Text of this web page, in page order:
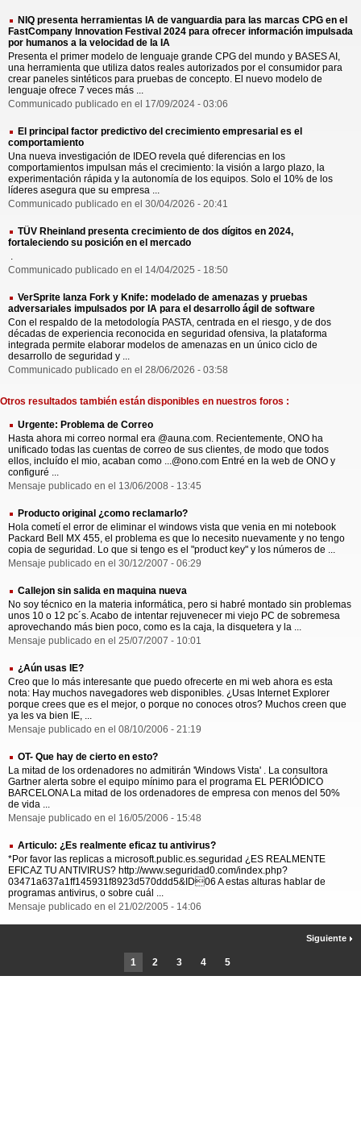
NIQ presenta herramientas IA de vanguardia para las marcas CPG en el
FastCompany Innovation Festival 2024 para ofrecer información impulsada
por humanos a la velocidad de la IA
Presenta el primer modelo de lenguaje grande CPG del mundo y BASES AI,
una herramienta que utiliza datos reales autorizados por el consumidor para
crear paneles sintéticos para pruebas de concepto. El nuevo modelo de
lenguaje ofrece 7 veces más ...
Communicado publicado en el 17/09/2024 - 03:06
El principal factor predictivo del crecimiento empresarial es el
comportamiento
Una nueva investigación de IDEO revela qué diferencias en los
comportamientos impulsan más el crecimiento: la visión a largo plazo, la
experimentación rápida y la autonomía de los equipos. Solo el 10% de los
líderes asegura que su empresa ...
Communicado publicado en el 30/04/2026 - 20:41
TÜV Rheinland presenta crecimiento de dos dígitos en 2024,
fortaleciendo su posición en el mercado
.
Communicado publicado en el 14/04/2025 - 18:50
VerSprite lanza Fork y Knife: modelado de amenazas y pruebas
adversariales impulsados por IA para el desarrollo ágil de software
Con el respaldo de la metodología PASTA, centrada en el riesgo, y de dos
décadas de experiencia reconocida en seguridad ofensiva, la plataforma
integrada permite elaborar modelos de amenazas en un único ciclo de
desarrollo de seguridad y ...
Communicado publicado en el 28/06/2026 - 03:58
Otros resultados también están disponibles en nuestros foros :
Urgente: Problema de Correo
Hasta ahora mi correo normal era @auna.com. Recientemente, ONO ha
unificado todas las cuentas de correo de sus clientes, de modo que todos
ellos, incluído el mio, acaban como ...@ono.com Entré en la web de ONO y
configuré ...
Mensaje publicado en el 13/06/2008 - 13:45
Producto original ¿como reclamarlo?
Hola cometí el error de eliminar el windows vista que venia en mi notebook
Packard Bell MX 455, el problema es que lo necesito nuevamente y no tengo
copia de seguridad. Lo que si tengo es el "product key" y los números de ...
Mensaje publicado en el 30/12/2007 - 06:29
Callejon sin salida en maquina nueva
No soy técnico en la materia informática, pero si habré montado sin problemas
unos 10 o 12 pc´s. Acabo de intentar rejuvenecer mi viejo PC de sobremesa
aprovechando más bien poco, como es la caja, la disquetera y la ...
Mensaje publicado en el 25/07/2007 - 10:01
¿Aún usas IE?
Creo que lo más interesante que puedo ofrecerte en mi web ahora es esta
nota: Hay muchos navegadores web disponibles. ¿Usas Internet Explorer
porque crees que es el mejor, o porque no conoces otros? Muchos creen que
ya les va bien IE, ...
Mensaje publicado en el 08/10/2006 - 21:19
OT- Que hay de cierto en esto?
La mitad de los ordenadores no admitirán 'Windows Vista' . La consultora
Gartner alerta sobre el equipo mínimo para el programa EL PERIÓDICO
BARCELONA La mitad de los ordenadores de empresa con menos del 50%
de vida ...
Mensaje publicado en el 16/05/2006 - 15:48
Articulo: ¿Es realmente eficaz tu antivirus?
*Por favor las replicas a microsoft.public.es.seguridad ¿ES REALMENTE
EFICAZ TU ANTIVIRUS? http://www.seguridad0.com/index.php?
03471a637a1ff145931f8923d570ddd5&ID06 A estas alturas hablar de
programas antivirus, o sobre cuál ...
Mensaje publicado en el 21/02/2005 - 14:06
1 2 3 4 5
Siguiente